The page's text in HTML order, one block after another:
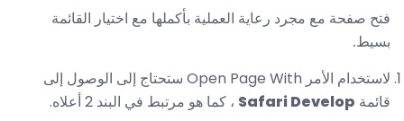
فتح صفحة مع مجرد رعاية العملية بأكملها مع اختيار القائمة
بسيط.
لاستخدام الأمر Open Page With ستحتاج إلى الوصول إلى
قائمة Safari Develop ، كما هو مرتبط في البند 2 أعلاه.